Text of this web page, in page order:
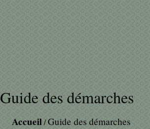
Guide des démarches
Accueil /Guide des démarches